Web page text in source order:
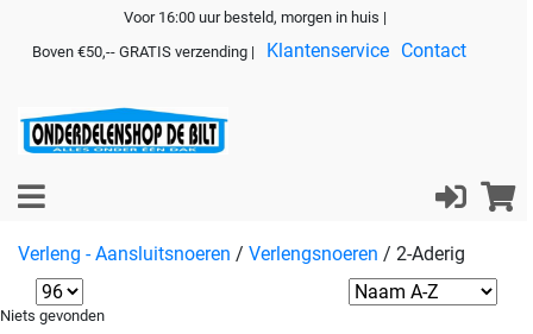
Voor 16:00 uur besteld, morgen in huis |
Boven €50,-- GRATIS verzending |
Klantenservice Contact
Verleng - Aansluitsnoeren / Verlengsnoeren / 2-Aderig
Niets gevonden